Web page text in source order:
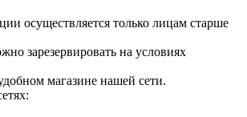
осуществляется только лицам старше
зарезервировать на условиях
магазине нашей сети.